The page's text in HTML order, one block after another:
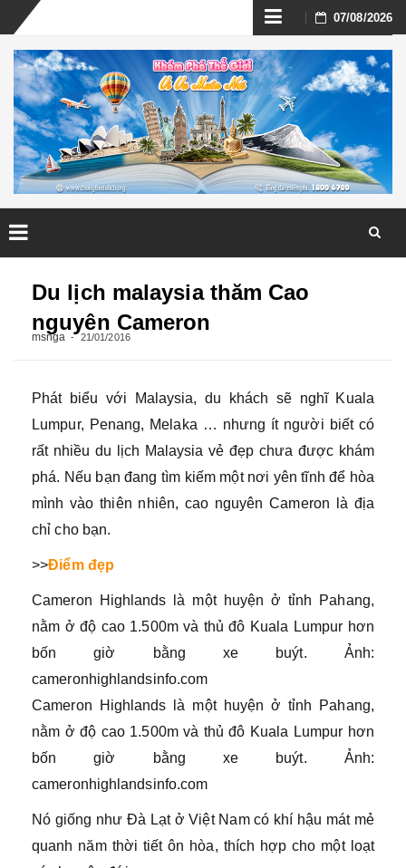
Skip
to
content
07/08/2026
Du lịch malaysia thăm Cao
nguyên Cameron
msnga 21/01/2016
Phát biểu với Malaysia, du khách sẽ nghĩ Kuala
Lumpur, Penang, Melaka … nhưng ít người biết có
rất nhiều du lịch Malaysia vẻ đẹp chưa được khám
phá. Nếu bạn đang tìm kiếm một nơi yên tĩnh để hòa
mình vào thiên nhiên, cao nguyên Cameron là địa
chỉ cho bạn.
>>Điểm đẹp
Cameron Highlands là một huyện ở tỉnh Pahang,
nằm ở độ cao 1.500m và thủ đô Kuala Lumpur hơn
bốn giờ bằng xe buýt. Ảnh:
cameronhighlandsinfo.com
Cameron Highlands là một huyện ở tỉnh Pahang,
nằm ở độ cao 1.500m và thủ đô Kuala Lumpur hơn
bốn giờ bằng xe buýt. Ảnh:
cameronhighlandsinfo.com
Nó giống như Đà Lạt ở Việt Nam có khí hậu mát mẻ
quanh năm thời tiết ôn hòa, thích hợp cho một loạt